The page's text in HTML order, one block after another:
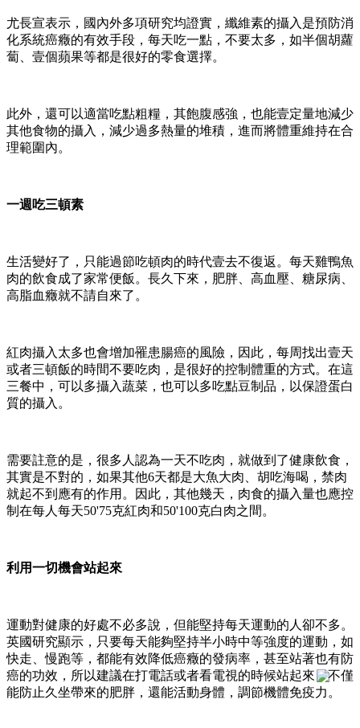
尤長宣表示，國內外多項研究均證實，纖維素的攝入是預防消
化系統癌癥的有效手段，每天吃一點，不要太多，如半個胡蘿
蔔、壹個蘋果等都是很好的零食選擇。
此外，還可以適當吃點粗糧，其飽腹感強，也能壹定量地減少
其他食物的攝入，減少過多熱量的堆積，進而將體重維持在合
理範圍內。
一週吃三頓素
生活變好了，只能過節吃頓肉的時代壹去不復返。每天雞鴨魚
肉的飲食成了家常便飯。長久下來，肥胖、高血壓、糖尿病、
高脂血癥就不請自來了。
紅肉攝入太多也會增加罹患腸癌的風險，因此，每周找出壹天
或者三頓飯的時間不要吃肉，是很好的控制體重的方式。在這
三餐中，可以多攝入蔬菜，也可以多吃點豆制品，以保證蛋白
質的攝入。
需要註意的是，很多人認為一天不吃肉，就做到了健康飲食，
其實是不對的，如果其他6天都是大魚大肉、胡吃海喝，禁肉
就起不到應有的作用。因此，其他幾天，肉食的攝入量也應控
制在每人每天50'75克紅肉和50'100克白肉之間。
利用一切機會站起來
運動對健康的好處不必多說，但能堅持每天運動的人卻不多。
英國研究顯示，只要每天能夠堅持半小時中等強度的運動，如
快走、慢跑等，都能有效降低癌癥的發病率，甚至站著也有防
癌的功效，所以建議在打電話或者看電視的時候站起來，不僅
能防止久坐帶來的肥胖，還能活動身體，調節機體免疫力。